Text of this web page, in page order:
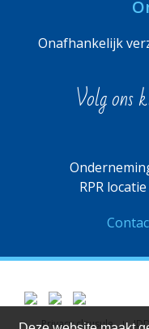
Onafhankelijk
Volg ons
RPR
Privacy clausule